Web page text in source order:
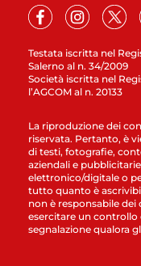
Testata iscritta nel
Salerno al n. 34/2009
Società iscritta nel
l’AGCOM al n. 20133
La riproduzione dei
riservata. Pertanto, è
di testi, fotografie,
aziendali e
elettronico/digitale o
tutto quanto è
non è responsabile
esercitare un controllo
segnalazione qualora